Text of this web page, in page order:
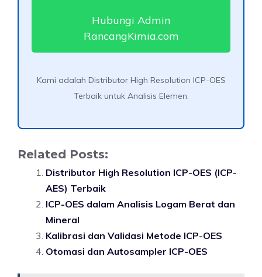
Hubungi Admin
RancangKimia.com
Kami adalah Distributor High Resolution ICP-OES
Terbaik untuk Analisis Elemen.
Related Posts:
Distributor High Resolution ICP-OES (ICP-
AES) Terbaik
ICP-OES dalam Analisis Logam Berat dan
Mineral
Kalibrasi dan Validasi Metode ICP-OES
Otomasi dan Autosampler ICP-OES